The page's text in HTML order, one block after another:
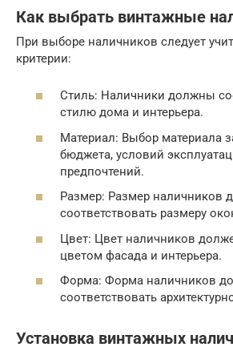
Как выбрать винтажные
При выборе наличников следует
критерии:
Стиль: Наличники должны
стилю дома и интерьера.
Материал: Выбор материала
бюджета, условий
предпочтений.
Размер: Размер наличников
соответствовать размеру
Цвет: Цвет наличников
цветом фасада и интерьера.
Форма: Форма наличников
соответствовать
Установка винтажных